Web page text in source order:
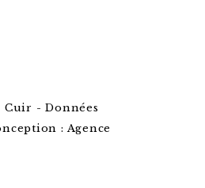
Cuir -Données
: Agence